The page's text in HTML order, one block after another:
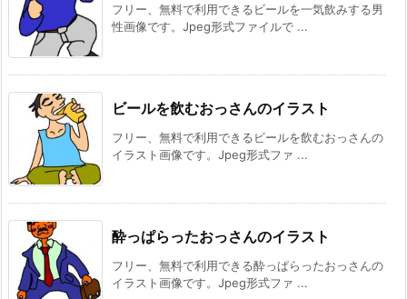
フリー、無料で利用できるビールを一気飲みする男
性画像です。Jpeg形式ファイルで ...
ビールを飲むおっさんのイラスト
フリー、無料で利用できるビールを飲むおっさんの
イラスト画像です。Jpeg形式ファ ...
酔っぱらったおっさんのイラスト
フリー、無料で利用できる酔っぱらったおっさんの
イラスト画像です。Jpeg形式ファ ...